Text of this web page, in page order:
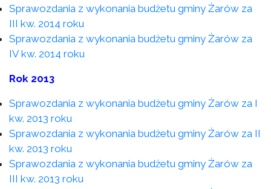
Sprawozdania z wykonania budżetu gminy Żarów za
III kw. 2014 roku
Sprawozdania z wykonania budżetu gminy Żarów za
IV kw. 2014 roku
Rok 2013
Sprawozdania z wykonania budżetu gminy Żarów za I
kw. 2013 roku
Sprawozdania z wykonania budżetu gminy Żarów za II
kw. 2013 roku
Sprawozdania z wykonania budżetu gminy Żarów za
III kw. 2013 roku